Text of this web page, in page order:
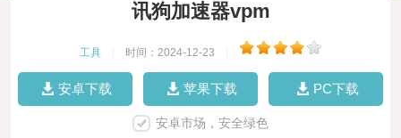
讯狗加速器vpm
工具 时间：2024-12-23
安卓下载 苹果下载 PC下载
安卓市场，安全绿色